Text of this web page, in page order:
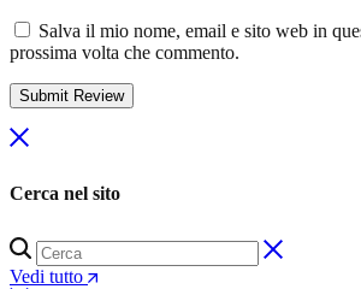
Salva il mio nome, email e sito web in
prossima volta che commento.
Cerca nel sito
Vedi tutto